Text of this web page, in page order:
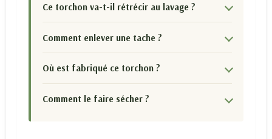
Ce torchon va-t-il rétrécir au lavage ?
Comment enlever une tache ?
Où est fabriqué ce torchon ?
Comment le faire sécher ?